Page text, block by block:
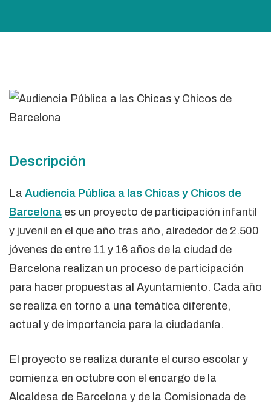
Descripción
La Audiencia Pública a las Chicas y Chicos de
Barcelona es un proyecto de participación infantil
y juvenil en el que año tras año, alrededor de 2.500
jóvenes de entre 11 y 16 años de la ciudad de
Barcelona realizan un proceso de participación
para hacer propuestas al Ayuntamiento. Cada año
se realiza en torno a una temática diferente,
actual y de importancia para la ciudadanía.
El proyecto se realiza durante el curso escolar y
comienza en octubre con el encargo de la
Alcaldesa de Barcelona y de la Comisionada de